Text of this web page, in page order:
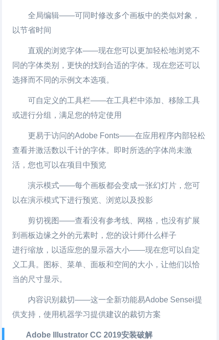
全局编辑——可同时修改多个画板中的类似对象，
以节省时间
直观的浏览字体——现在您可以更加轻松地浏览不
同的字体类别，更快的找到合适的字体。现在您还可以
选择而不同的示例文本选项。
可自定义的工具栏——在工具栏中添加、移除工具
或进行分组，满足您的特定使用
更易于访问的Adobe Fonts——在应用程序内部轻松
查看并激活数以千计的字体。即时所选的字体尚未激
活，您也可以在项目中预览
演示模式——每个画板都会变成一张幻灯片，您可
以在演示模式下进行预览、浏览以及投影
剪切视图——查看没有参考线、网格，也没有扩展
到画板边缘之外的元素时，您的设计师什么样子
进行缩放，以适应您的显示器大小——现在您可以自定
义工具。图标、菜单、面板和空间的大小，让他们以恰
当的尺寸显示。
内容识别裁切——这一全新功能易Adobe Sensei提
供支持，使用机器学习提供建议的裁切方案
Adobe Illustrator CC 2019安装破解